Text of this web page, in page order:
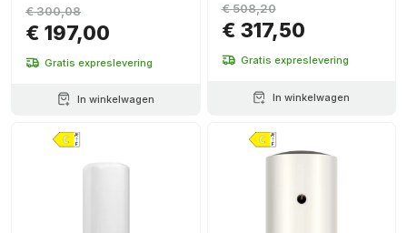
€ 197,00
€ 300,08
Gratis expreslevering
In winkelwagen
€ 317,50
€ 508,20
Gratis expreslevering
In winkelwagen